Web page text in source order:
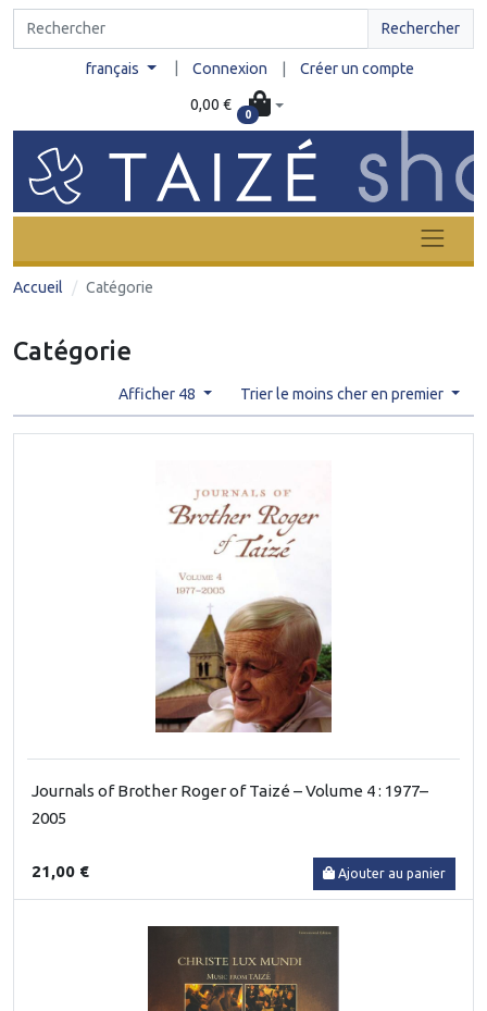
Rechercher
français Connexion Créer un compte
0,00 €
0
Accueil Catégorie
Catégorie
Afficher 48 Trier le moins cher en premier
Journals of Brother Roger of Taizé – Volume 4 : 1977–
2005
21,00 € Ajouter au panier